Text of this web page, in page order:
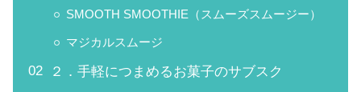
SMOOTH SMOOTHIE（スムーズスムージー）
マジカルスムージ
２．手軽につまめるお菓子のサブスク